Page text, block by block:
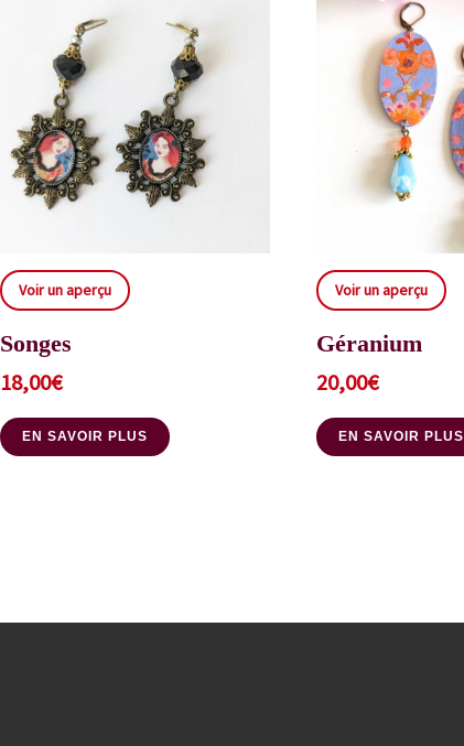
Voir un aperçu
Songes
18,00€
EN SAVOIR PLUS
Voir un aperçu
Géranium
20,00€
EN SAVOIR PLUS